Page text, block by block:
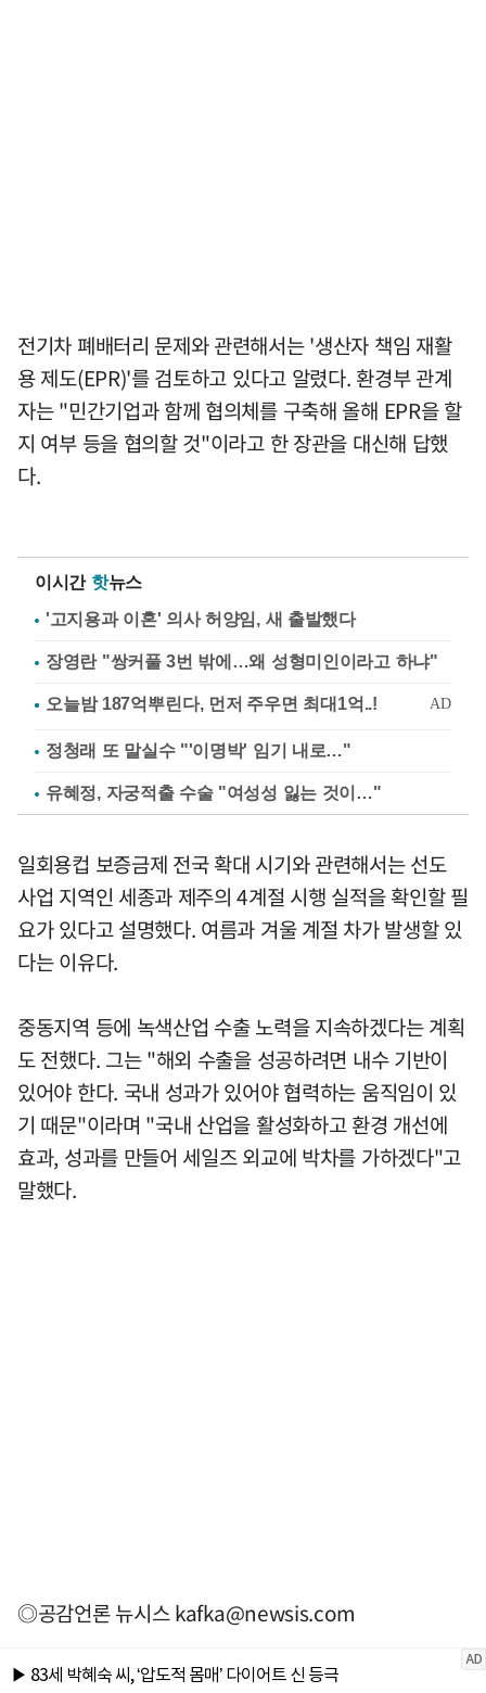
전기차 폐배터리 문제와 관련해서는 '생산자 책임 재활
용 제도(EPR)'를 검토하고 있다고 알렸다. 환경부 관계
자는 "민간기업과 함께 협의체를 구축해 올해 EPR을 할
지 여부 등을 협의할 것"이라고 한 장관을 대신해 답했
다.
이시간 핫뉴스
'고지용과 이혼' 의사 허양임, 새 출발했다
장영란 "쌍커풀 3번 밖에…왜 성형미인이라고 하냐"
정청래 또 말실수 "'이명박' 임기 내로…"
유혜정, 자궁적출 수술 "여성성 잃는 것이…"
일회용컵 보증금제 전국 확대 시기와 관련해서는 선도
사업 지역인 세종과 제주의 4계절 시행 실적을 확인할 필
요가 있다고 설명했다. 여름과 겨울 계절 차가 발생할 있
다는 이유다.
중동지역 등에 녹색산업 수출 노력을 지속하겠다는 계획
도 전했다. 그는 "해외 수출을 성공하려면 내수 기반이
있어야 한다. 국내 성과가 있어야 협력하는 움직임이 있
기 때문"이라며 "국내 산업을 활성화하고 환경 개선에
효과, 성과를 만들어 세일즈 외교에 박차를 가하겠다"고
말했다.
◎공감언론 뉴시스kafka@newsis.com